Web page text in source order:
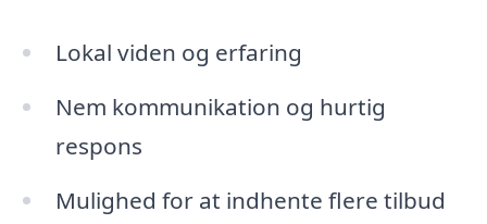
Lokal viden og erfaring
Nem kommunikation og hurtig
respons
Mulighed for at indhente flere tilbud